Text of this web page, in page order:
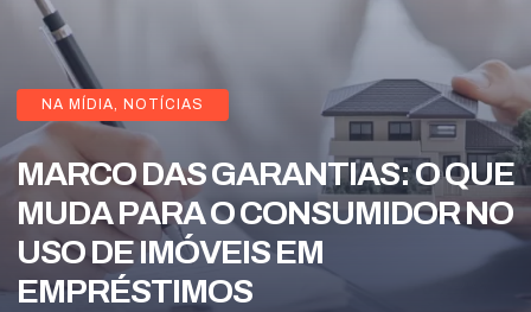
NA MÍDIA, NOTÍCIAS
MARCO DAS GARANTIAS: O QUE
MUDA PARA O CONSUMIDOR NO
USO DE IMÓVEIS EM
EMPRÉSTIMOS